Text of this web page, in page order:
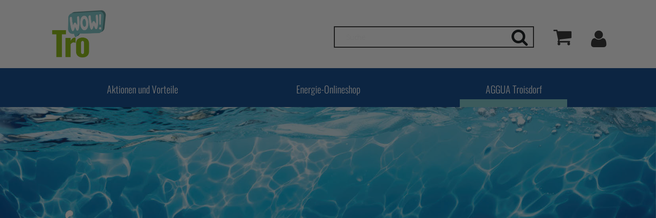
SuchenWarenkorb
Mein
Aktionen und Vorteile Energie-Onlineshop AGGUA Troisdorf